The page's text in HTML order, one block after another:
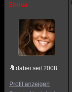
Shiiva
dabei seit 2008
Profil anzeigen